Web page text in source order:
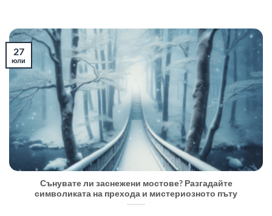
Сънувате ли заснежени мостове? Разгадайте
символиката на прехода и мистериозното пъту
27
юли